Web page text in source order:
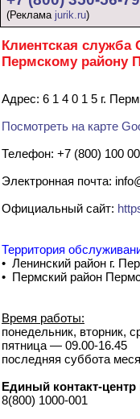
(Реклама jurik.ru)
Клиентская
Пермскому району
Адрес: 6 1 4 0 1 5 г.
Посмотреть на карте
Телефон: +7 (800) 100
Электронная почта:
Официальный сайт:
Территория
• Ленинский район г.
• Пермский район
Время работы:
понедельник, вторник,
пятница — 09.00-16.45
последняя суббота
Единый контакт-
8(800) 1000-001